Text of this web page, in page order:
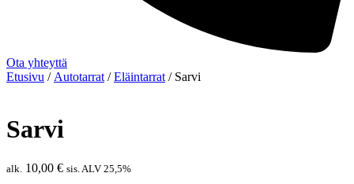
Ota yhteyttä
Etusivu / Autotarrat /Eläintarrat / Sarvi
Sarvi
alk. 10,00 € sis. ALV 25,5%